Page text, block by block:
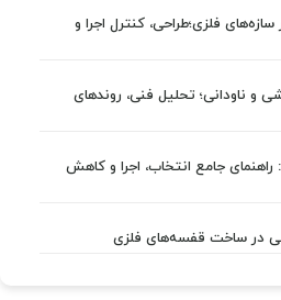
فلزی؛طراحی، کنترل اجرا و
و ناودانی؛ تحلیل فنی، روندهای
جامع انتخاب، اجرا و کاهش
در ساخت قفسه‌های فلزی